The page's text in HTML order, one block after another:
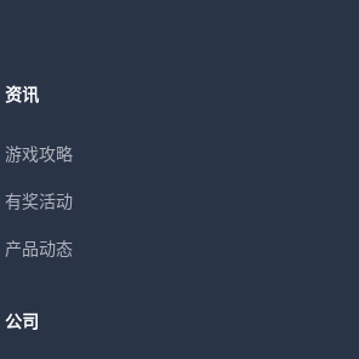
资讯
游戏攻略
有奖活动
产品动态
公司